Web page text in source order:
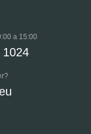
a 15:00